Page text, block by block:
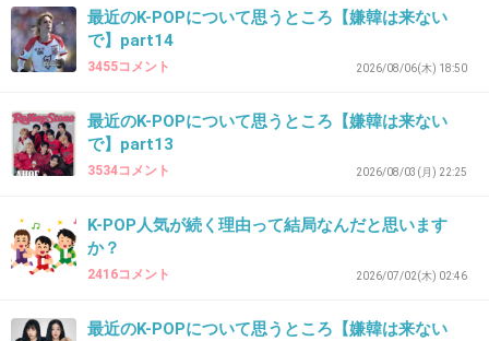
最近のK-POPについて思うところ【嫌韓は来ない
で】part14
3455コメント 2026/08/06(木) 18:50
最近のK-POPについて思うところ【嫌韓は来ない
で】part13
3534コメント 2026/08/03(月) 22:25
K-POP人気が続く理由って結局なんだと思います
か？
2416コメント 2026/07/02(木) 02:46
最近のK-POPについて思うところ【嫌韓は来ない